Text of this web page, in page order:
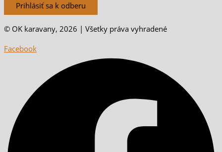
Prihlásiť sa k odberu
© OK karavany, 2026 | Všetky práva vyhradené
Facebook